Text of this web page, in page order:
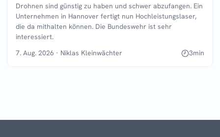
Drohnen sind günstig zu haben und schwer abzufangen. Ein
Unternehmen in Hannover fertigt nun Hochleistungslaser,
die da mithalten können. Die Bundeswehr ist sehr
interessiert.
7. Aug. 2026 · Niklas Kleinwächter 3min